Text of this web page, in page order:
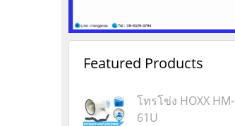
Featured Products
โทรโข่ง HOXX HM-
61U